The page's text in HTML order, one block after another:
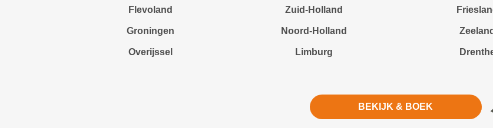
Flevoland Zuid-Holland
Groningen Noord-Holland Zeeland
Overijssel Limburg
BEKIJK & BOEK